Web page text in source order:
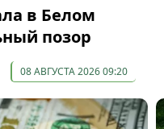
в Белом
позор
08 АВГУСТА 2026 09:20